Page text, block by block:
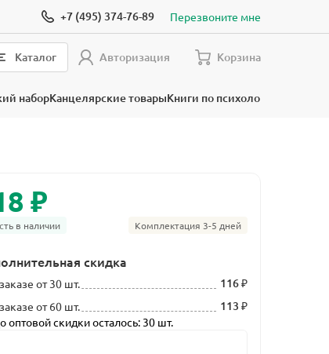
+7 (495) 374-76-89 Перезвоните мне
Каталог Авторизация Корзина
наборКанцелярские товарыКниги по психологии
₽
в наличии Комплектация 3-5 дней
скидка
от 30 шт. 116 ₽
от 60 шт. 113 ₽
оптовой скидки осталось: 30 шт.